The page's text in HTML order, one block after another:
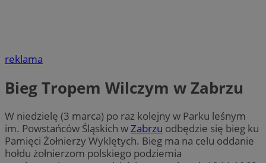
reklama
Bieg Tropem Wilczym w Zabrzu
W niedzielę (3 marca) po raz kolejny w Parku leśnym
im. Powstańców Śląskich wZabrzu odbędzie się bieg ku
Pamięci Żołnierzy Wyklętych. Bieg ma na celu oddanie
hołdu żołnierzom polskiego podziemia